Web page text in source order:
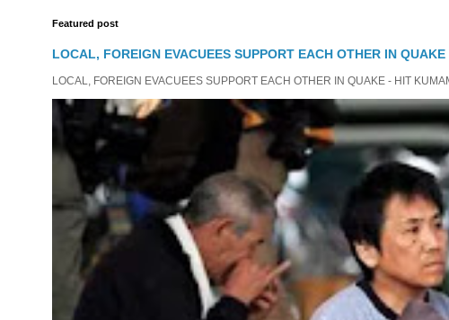
Featured post
LOCAL, FOREIGN EVACUEES SUPPORT EACH OTHER IN
LOCAL, FOREIGN EVACUEES SUPPORT EACH OTHER IN QUAKE - HIT